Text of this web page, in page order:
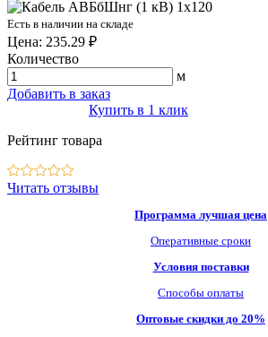
Есть в наличии на складе
Цена: 235.29 ₽
Количество
м
Добавить в заказ
Купить в 1 клик
Рейтинг товара
Читать отзывы
Программа лучшая цена
Оперативные сроки
Условия поставки
Способы оплаты
Оптовые скидки до 20%